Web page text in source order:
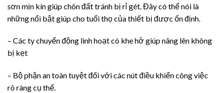
sơn mịn kín giúp chôn đất tránh bị rỉ gét. Đây có thể nói là
những nổi bật giúp cho tuổi thọ của thiết bị được ổn định.
– Các ty chuyển động linh hoạt có khe hở giúp nâng lên không
bị kẹt
– Bộ phận an toàn tuyệt đối với các nút điều khiển công việc
rõ ràng cụ thể.